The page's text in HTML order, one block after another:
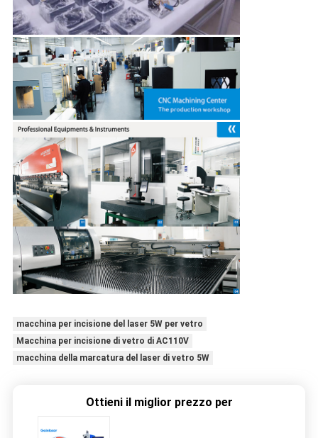
macchina per incisione del laser 5W per vetro
Macchina per incisione di vetro di AC110V
macchina della marcatura del laser di vetro 5W
Ottieni il miglior prezzo per